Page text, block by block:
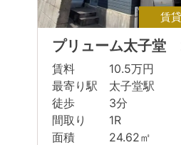
賃貸
プリューム太子堂
賃料 10.5万円
最寄り駅 太子堂駅
徒歩 3分
間取り 1R
面積 24.62㎡